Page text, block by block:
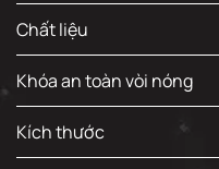
Chất liệu
Khóa an toàn vòi nóng
Kích thước